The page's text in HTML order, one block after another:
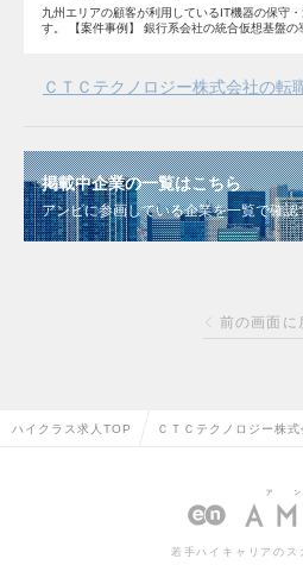
九州エリアの顧客が利用しているIT機器の保守
す。 【案件事例】 銀行系会社の統合仮想基盤の
ＣＴＣテクノロジー株式会社の転
掲載中企業の一覧はこちら
アンビに参画している企業を一覧で確認
前の画面に
ハイクラス求人TOP ＣＴＣテクノロジー株式
若手ハイキャリアのス